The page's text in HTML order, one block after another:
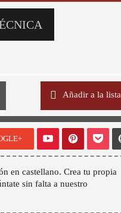
Añadir a la lista
en castellano. Crea tu propia
sin falta a nuestro